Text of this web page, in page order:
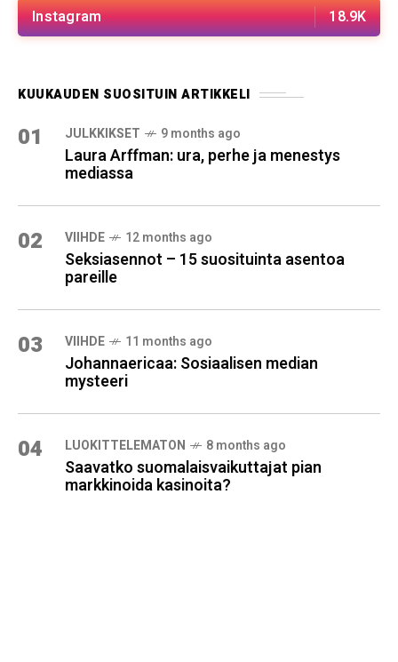
Instagram 18.9K
KUUKAUDEN SUOSITUIN ARTIKKELI
01 JULKKIKSET 9 months ago
Laura Arffman: ura, perhe ja menestys
mediassa
02 VIIHDE 12 months ago
Seksiasennot – 15 suosituinta asentoa
pareille
03 VIIHDE 11 months ago
Johannaericaa: Sosiaalisen median
mysteeri
04 LUOKITTELEMATON 8 months ago
Saavatko suomalaisvaikuttajat pian
markkinoida kasinoita?